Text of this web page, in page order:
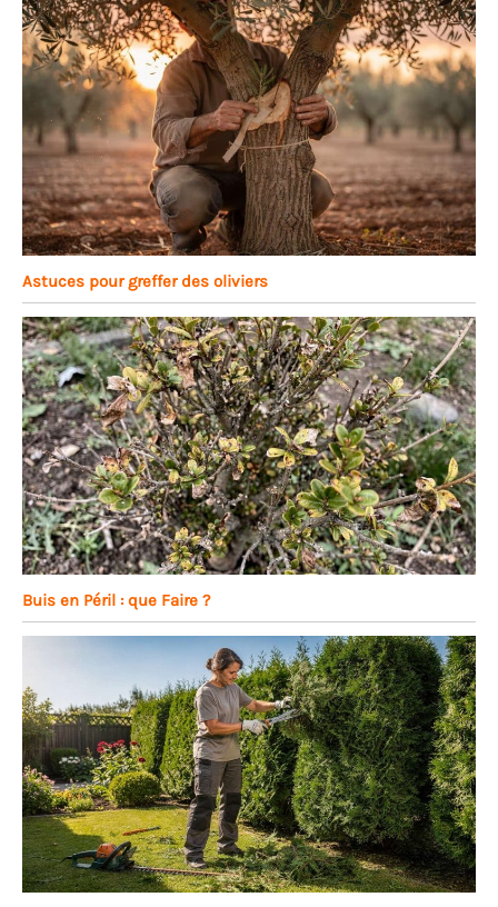
Astuces pour greffer des oliviers
Buis en Péril : que Faire ?